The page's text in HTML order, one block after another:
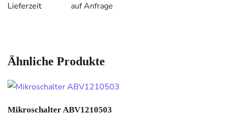
Lieferzeit auf Anfrage
Ähnliche Produkte
Mikroschalter ABV1210503